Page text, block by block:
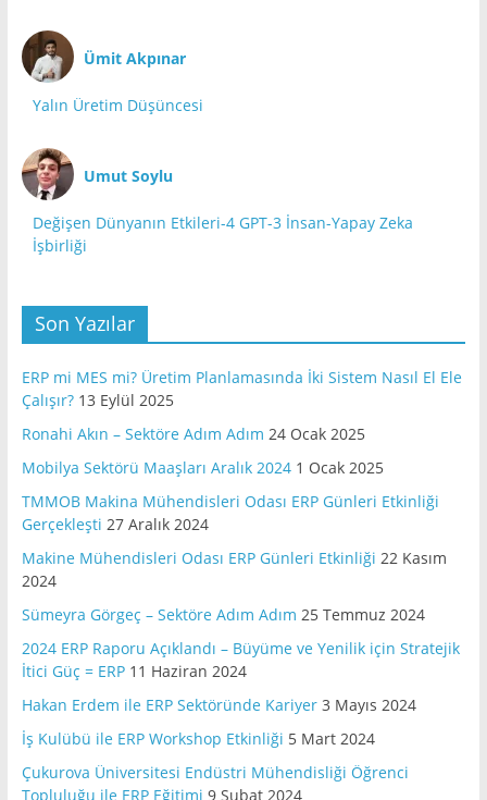
Ümit Akpınar
Yalın Üretim Düşüncesi
Umut Soylu
Değişen Dünyanın Etkileri-4 GPT-3 İnsan-Yapay Zeka
İşbirliği
Son Yazılar
ERP mi MES mi? Üretim Planlamasında İki Sistem Nasıl El Ele
Çalışır? 13 Eylül 2025
Ronahi Akın – Sektöre Adım Adım 24 Ocak 2025
Mobilya Sektörü Maaşları Aralık 2024 1 Ocak 2025
TMMOB Makina Mühendisleri Odası ERP Günleri Etkinliği
Gerçekleşti 27 Aralık 2024
Makine Mühendisleri Odası ERP Günleri Etkinliği 22 Kasım
2024
Sümeyra Görgeç – Sektöre Adım Adım 25 Temmuz 2024
2024 ERP Raporu Açıklandı – Büyüme ve Yenilik için Stratejik
İtici Güç = ERP 11 Haziran 2024
Hakan Erdem ile ERP Sektöründe Kariyer 3 Mayıs 2024
İş Kulübü ile ERP Workshop Etkinliği 5 Mart 2024
Çukurova Üniversitesi Endüstri Mühendisliği Öğrenci
Topluluğu ile ERP Eğitimi 9 Şubat 2024